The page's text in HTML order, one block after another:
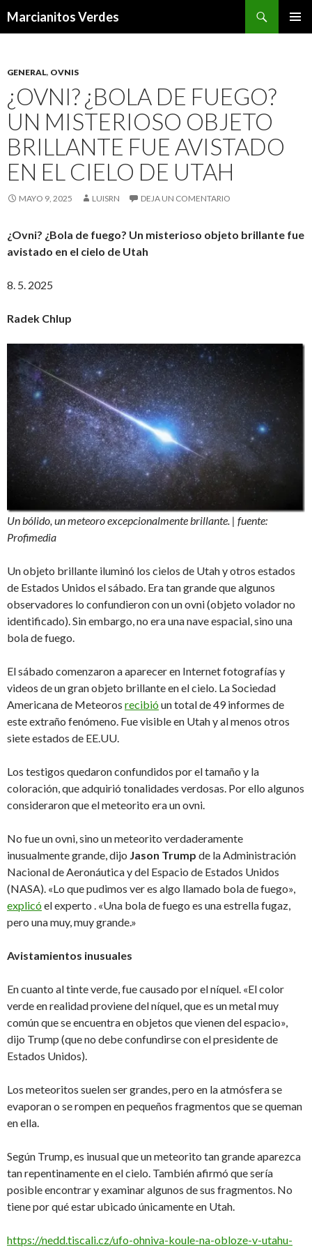
Marcianitos Verdes
GENERAL, OVNIS
¿OVNI? ¿BOLA DE FUEGO?
UN MISTERIOSO OBJETO
BRILLANTE FUE AVISTADO
EN EL CIELO DE UTAH
MAYO 9, 2025 LUISRN DEJA UN COMENTARIO
¿Ovni? ¿Bola de fuego? Un misterioso objeto brillante fue
avistado en el cielo de Utah
8. 5. 2025
Radek Chlup
Un bólido, un meteoro excepcionalmente brillante. | fuente:
Profimedia
Un objeto brillante iluminó los cielos de Utah y otros estados
de Estados Unidos el sábado. Era tan grande que algunos
observadores lo confundieron con un ovni (objeto volador no
identificado). Sin embargo, no era una nave espacial, sino una
bola de fuego.
El sábado comenzaron a aparecer en Internet fotografías y
videos de un gran objeto brillante en el cielo. La Sociedad
Americana de Meteoros recibióun total de 49 informes de
este extraño fenómeno. Fue visible en Utah y al menos otros
siete estados de EE.UU.
Los testigos quedaron confundidos por el tamaño y la
coloración, que adquirió tonalidades verdosas. Por ello algunos
consideraron que el meteorito era un ovni.
No fue un ovni, sino un meteorito verdaderamente
inusualmente grande, dijo Jason Trump de la Administración
Nacional de Aeronáutica y del Espacio de Estados Unidos
(NASA). «Lo que pudimos ver es algo llamado bola de fuego»,
explicóel experto . «Una bola de fuego es una estrella fugaz,
pero una muy, muy grande.»
Avistamientos inusuales
En cuanto al tinte verde, fue causado por el níquel. «El color
verde en realidad proviene del níquel, que es un metal muy
común que se encuentra en objetos que vienen del espacio»,
dijo Trump (que no debe confundirse con el presidente de
Estados Unidos).
Los meteoritos suelen ser grandes, pero en la atmósfera se
evaporan o se rompen en pequeños fragmentos que se queman
en ella.
Según Trump, es inusual que un meteorito tan grande aparezca
tan repentinamente en el cielo. También afirmó que sería
posible encontrar y examinar algunos de sus fragmentos. No
tiene por qué estar ubicado únicamente en Utah.
https://nedd.tiscali.cz/ufo-ohniva-koule-na-obloze-v-utahu-